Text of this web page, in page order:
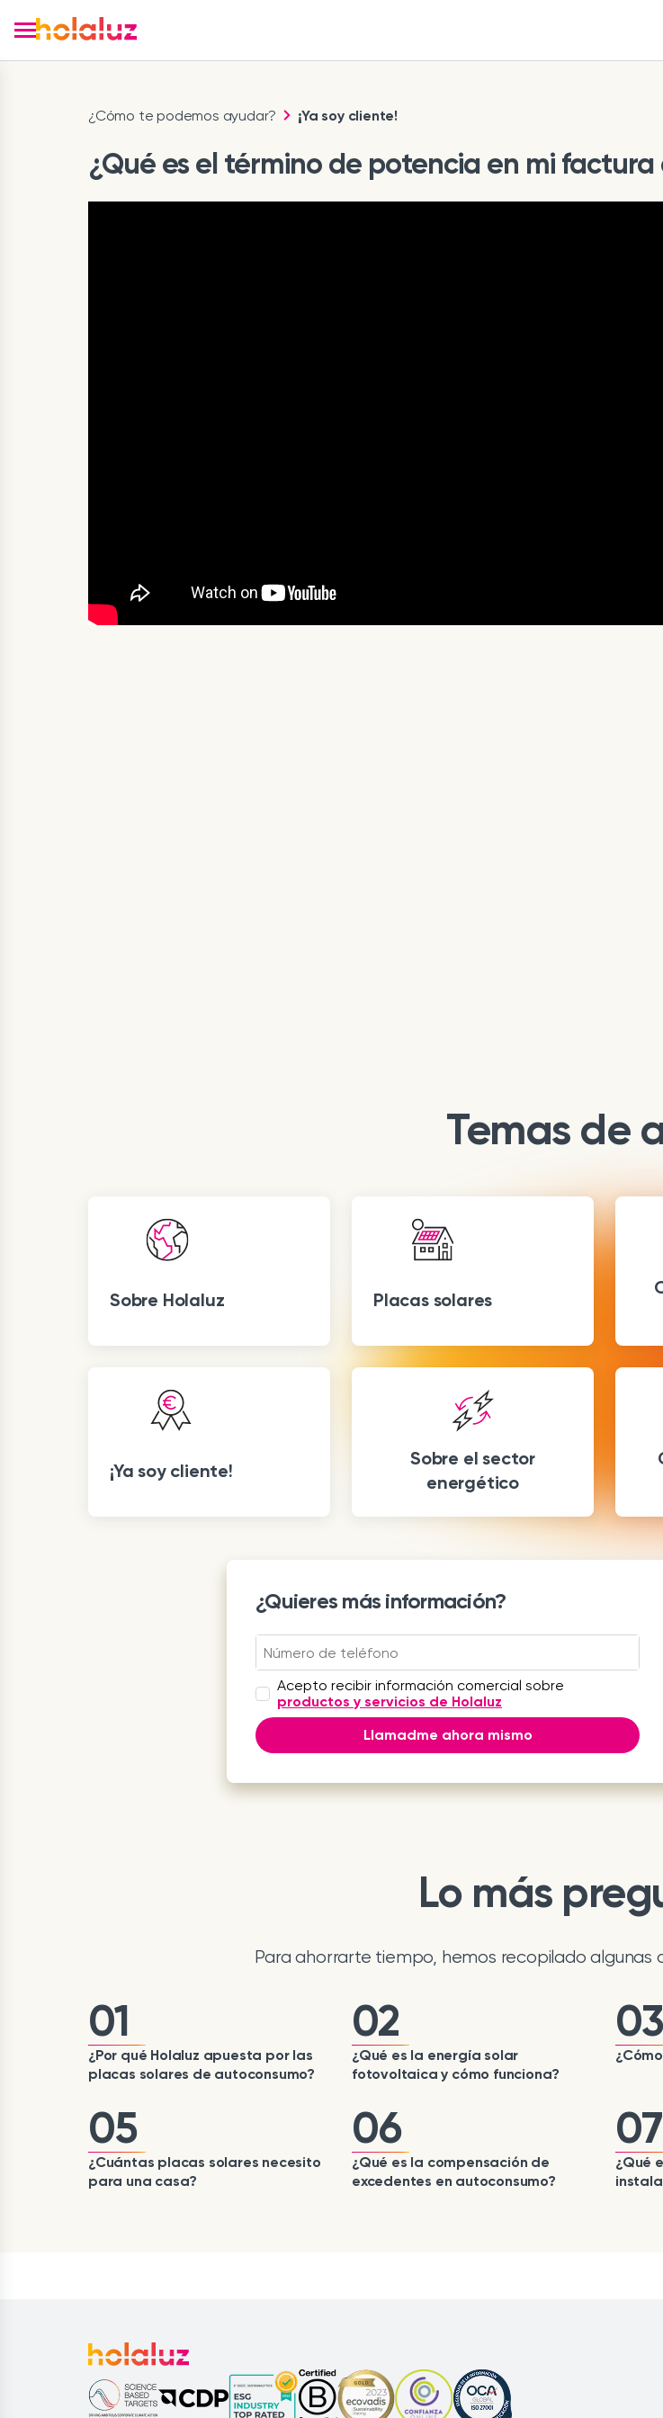
¿Cómo te podemos ayudar? ¡Ya soy cliente!
¿Qué es el término de potencia en mi factura
Temas de
Sobre Holaluz Placas solares
¡Ya soy cliente!
Sobre el sector
energético
¿Quieres más información?
Acepto recibir información comercial sobre
productos y servicios de Holaluz
Llamadme ahora mismo
Lo más
Para ahorrarte tiempo, hemos recopilado algunas
01
¿Por qué Holaluz apuesta por las
placas solares de autoconsumo?
02
¿Qué es la energía solar
fotovoltaica y cómo funciona?
03
05
¿Cuántas placas solares necesito
para una casa?
06
¿Qué es la compensación de
excedentes en autoconsumo?
07
¿Qué